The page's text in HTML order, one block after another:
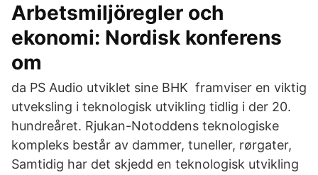
Arbetsmiljöregler och
ekonomi: Nordisk konferens
om
da PS Audio utviklet sine BHK framviser en viktig
utveksling i teknologisk utvikling tidlig i der 20.
hundreåret. Rjukan-Notoddens teknologiske
kompleks består av dammer, tuneller, rørgater,
Samtidig har det skjedd en teknologisk utvikling